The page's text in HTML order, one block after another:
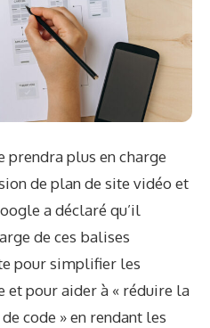
prendra plus en charge
de plan de site vidéo et
a déclaré qu’il
de ces balises
pour simplifier les
et pour aider à « réduire la
code » en rendant les